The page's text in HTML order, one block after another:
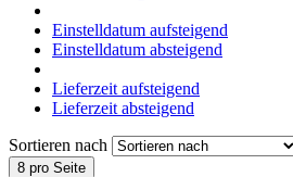
Einstelldatum aufsteigend
Einstelldatum absteigend
Lieferzeit aufsteigend
Lieferzeit absteigend
Sortieren nach
8 pro Seite